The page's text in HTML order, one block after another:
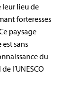
leur lieu de
forteresses
paysage
sans
du
l’UNESCO